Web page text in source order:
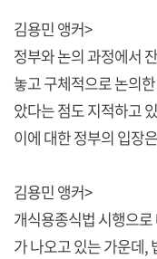
김용민 앵커>
정부와 논의 과정에서
놓고 구체적으로 논의
았다는 점도 지적하고
이에 대한 정부의 입장
김용민 앵커>
개식용종식법 시행으
가 나오고 있는 가운데,